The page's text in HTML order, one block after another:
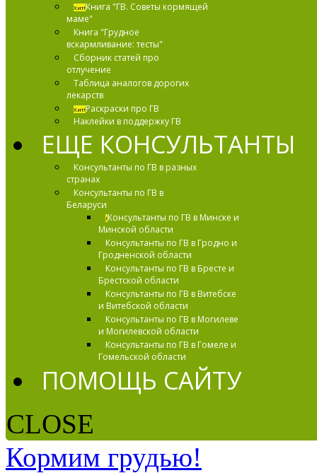
Хит!Книга "ГВ. Советы кормящей
маме"
Книга "Грудное
вскармливание: тесты"
Сборник статей про
отлучение
Таблица аналогов дорогих
лекарств
Хит!Раскраски про ГВ
Наклейки в поддержку ГВ
ЕЩЕ КОНСУЛЬТАНТЫ
Консультанты по ГВ в разных
странах
Консультанты по ГВ в
Беларуси
!Консультанты по ГВ в Минске и
Минской области
Консультанты по ГВ в Гродно и
Гродненской области
Консультанты по ГВ в Бресте и
Брестской области
Консультанты по ГВ в Витебске
и Витебской области
Консультанты по ГВ в Могилеве
и Могилевской области
Консультанты по ГВ в Гомеле и
Гомельской области
ПОМОЩЬ САЙТУ
CLOSE
Кормим грудью!